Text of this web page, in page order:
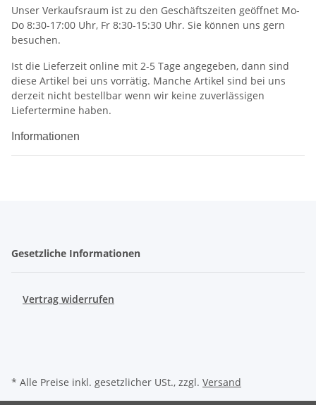
Unser Verkaufsraum ist zu den Geschäftszeiten geöffnet Mo-
Do 8:30-17:00 Uhr, Fr 8:30-15:30 Uhr. Sie können uns gern
besuchen.
Ist die Lieferzeit online mit 2-5 Tage angegeben, dann sind
diese Artikel bei uns vorrätig. Manche Artikel sind bei uns
derzeit nicht bestellbar wenn wir keine zuverlässigen
Liefertermine haben.
Informationen
Gesetzliche Informationen
Vertrag widerrufen
* Alle Preise inkl. gesetzlicher USt., zzgl. Versand